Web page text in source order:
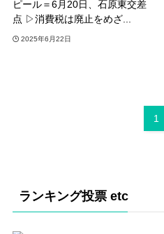
ピール＝6月20日、石原東交差
点 ▷消費税は廃止をめざ...
2025年6月22日
1
ランキング投票 etc